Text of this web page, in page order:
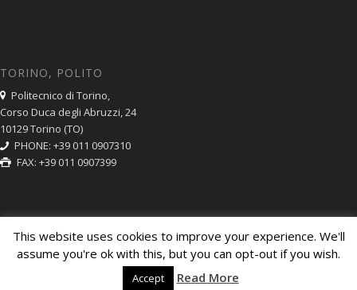
TORINO, POLITO
Politecnico di Torino,
Corso Duca degli Abruzzi, 24
10129 Torino (TO)
PHONE: +39 011 0907310
FAX: +39 011 0907399
© Copyright CNR ISC 2014. Partita IVA: 02118311006. Codice Fiscale:
Amministrazione Trasparente Privacy Policy
This website uses cookies to improve your experience. We'll
assume you're ok with this, but you can opt-out if you wish.
Accept Read More